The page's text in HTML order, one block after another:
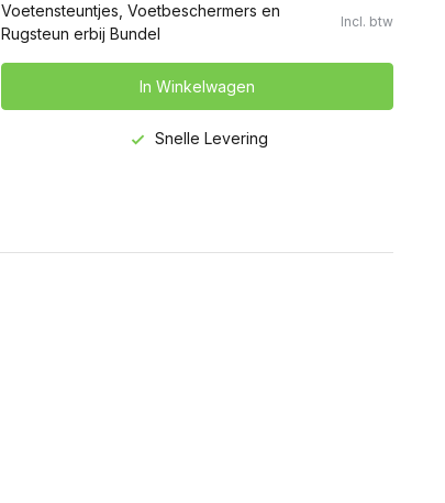
Voetensteuntjes, Voetbeschermers en
Rugsteun erbij Bundel
Incl. btw
In Winkelwagen
Snelle Levering